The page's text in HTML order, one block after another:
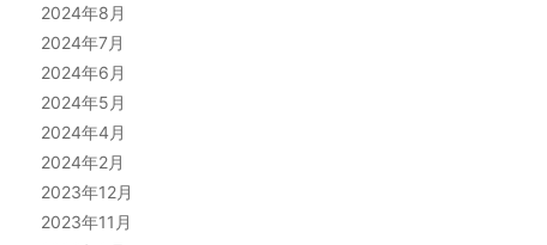
2024年8月
2024年7月
2024年6月
2024年5月
2024年4月
2024年2月
2023年12月
2023年11月